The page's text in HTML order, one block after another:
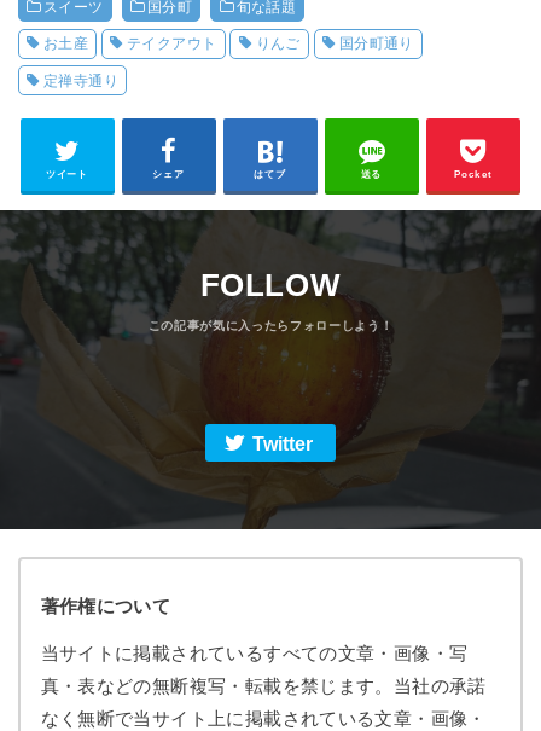
スイーツ 国分町 旬な話題
お土産 テイクアウト りんご 国分町通り
定禅寺通り
ツイート シェア はてブ 送る Pocket
FOLLOW
Twitter
著作権について
当サイトに掲載されているすべての文章・画像・写
真・表などの無断複写・転載を禁じます。当社の承諾
なく無断で当サイト上に掲載されている文章・画像・